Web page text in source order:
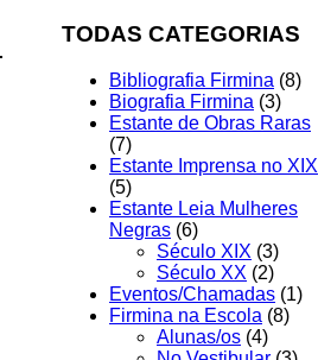
TODAS CATEGORIAS
Bibliografia Firmina (8)
Biografia Firmina (3)
Estante de Obras Raras
(7)
Estante Imprensa no XIX
(5)
Estante Leia Mulheres
Negras (6)
Século XIX (3)
Século XX (2)
Eventos/Chamadas (1)
Firmina na Escola (8)
Alunas/os (4)